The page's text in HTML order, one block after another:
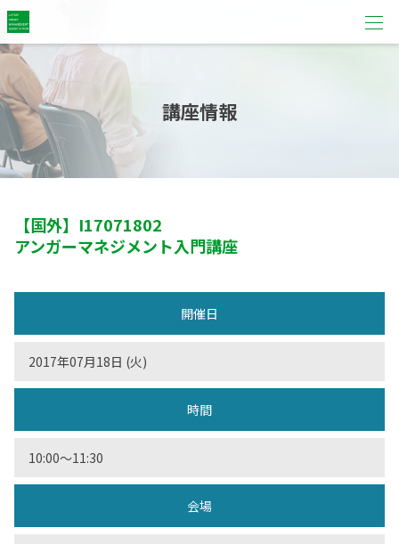
講座情報
【国外】 I17071802
アンガーマネジメント入門講座
開催日
2017年07月18日 (火)
時間
10:00～11:30
会場